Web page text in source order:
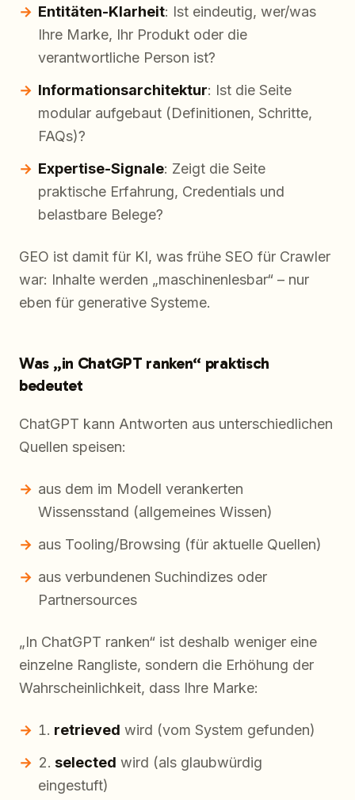
Entitäten-Klarheit: Ist eindeutig, wer/was
Ihre Marke, Ihr Produkt oder die
verantwortliche Person ist?
Informationsarchitektur: Ist die Seite
modular aufgebaut (Definitionen, Schritte,
FAQs)?
Expertise-Signale: Zeigt die Seite
praktische Erfahrung, Credentials und
belastbare Belege?
GEO ist damit für KI, was frühe SEO für Crawler
war: Inhalte werden „maschinenlesbar“ – nur
eben für generative Systeme.
Was „in ChatGPT ranken“ praktisch
bedeutet
ChatGPT kann Antworten aus unterschiedlichen
Quellen speisen:
aus dem im Modell verankerten
Wissensstand (allgemeines Wissen)
aus Tooling/Browsing (für aktuelle Quellen)
aus verbundenen Suchindizes oder
Partnersources
„In ChatGPT ranken“ ist deshalb weniger eine
einzelne Rangliste, sondern die Erhöhung der
Wahrscheinlichkeit, dass Ihre Marke:
retrieved wird (vom System gefunden)
selected wird (als glaubwürdig
eingestuft)